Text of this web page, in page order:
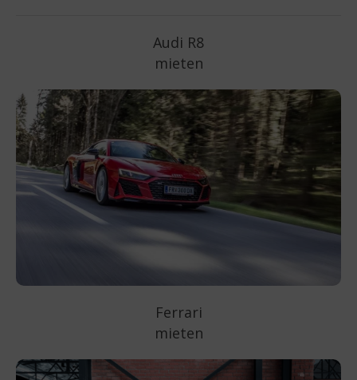
Audi R8
mieten
Ferrari
mieten